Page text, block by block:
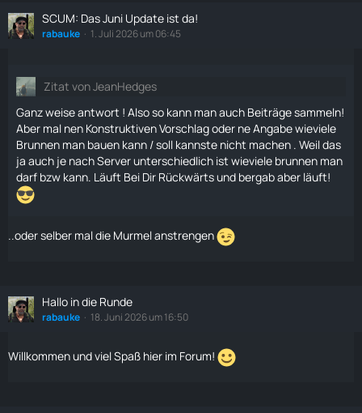
SCUM: Das Juni Update ist da!
rabauke 1. Juli 2026 um 06:45
Zitat von JeanHedges
Ganz weise antwort ! Also so kann man auch Beiträge sammeln!
Aber mal nen Konstruktiven Vorschlag oder ne Angabe wieviele
Brunnen man bauen kann / soll kannste nicht machen . Weil das
ja auch je nach Server unterschiedlich ist wieviele brunnen man
darf bzw kann. Läuft Bei Dir Rückwärts und bergab aber läuft!
..oder selber mal die Murmel anstrengen
Hallo in die Runde
rabauke 18. Juni 2026 um 16:50
Willkommen und viel Spaß hier im Forum!